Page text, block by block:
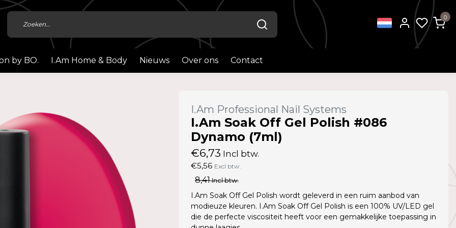
0
by BO. I.Am Home & Body Nieuws Over ons Contact
I.Am Professional Nail Systems
I.Am Soak Off Gel Polish #086
Dynamo (7ml)
€6,73 Incl btw.
€5,56 Excl btw.
8,41Incl btw.
I.Am Soak Off Gel Polish wordt geleverd in een ruim aanbod van
modieuze kleuren. I.Am Soak Off Gel Polish is een 100% UV/LED gel
die de perfecte viscositeit heeft voor een gemakkelijke toepassing in